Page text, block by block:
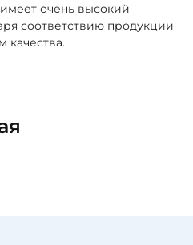
очень высокий
соответствию продукции